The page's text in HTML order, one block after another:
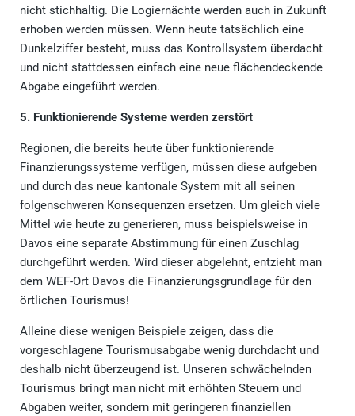
nicht stichhaltig. Die Logiernächte werden auch in Zukunft
erhoben werden müssen. Wenn heute tatsächlich eine
Dunkelziffer besteht, muss das Kontrollsystem überdacht
und nicht stattdessen einfach eine neue flächendeckende
Abgabe eingeführt werden.
5. Funktionierende Systeme werden zerstört
Regionen, die bereits heute über funktionierende
Finanzierungssysteme verfügen, müssen diese aufgeben
und durch das neue kantonale System mit all seinen
folgenschweren Konsequenzen ersetzen. Um gleich viele
Mittel wie heute zu generieren, muss beispielsweise in
Davos eine separate Abstimmung für einen Zuschlag
durchgeführt werden. Wird dieser abgelehnt, entzieht man
dem WEF-Ort Davos die Finanzierungsgrundlage für den
örtlichen Tourismus!
Alleine diese wenigen Beispiele zeigen, dass die
vorgeschlagene Tourismusabgabe wenig durchdacht und
deshalb nicht überzeugend ist. Unseren schwächelnden
Tourismus bringt man nicht mit erhöhten Steuern und
Abgaben weiter, sondern mit geringeren finanziellen